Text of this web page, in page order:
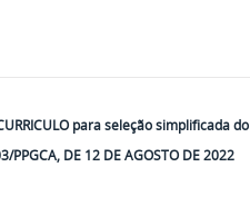
para seleção simplificada do
PPGCA, DE 12 DE AGOSTO DE 2022